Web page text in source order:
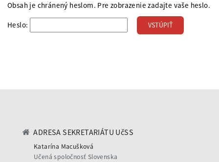
Obsah je chránený heslom. Pre zobrazenie zadajte vaše heslo.
Heslo:
ADRESA SEKRETARIÁTU UčSS
Katarína Macušková
Učená spoločnosť Slovenska